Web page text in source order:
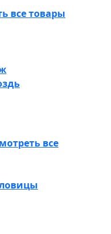
все товары
все